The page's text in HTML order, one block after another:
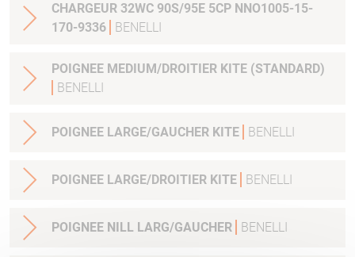
CHARGEUR 32WC 90S/95E 5CP NNO1005-15-
170-9336
BENELLI
POIGNEE MEDIUM/DROITIER KITE (STANDARD)
BENELLI
POIGNEE LARGE/GAUCHER KITE BENELLI
POIGNEE LARGE/DROITIER KITE BENELLI
POIGNEE NILL LARG/GAUCHER BENELLI